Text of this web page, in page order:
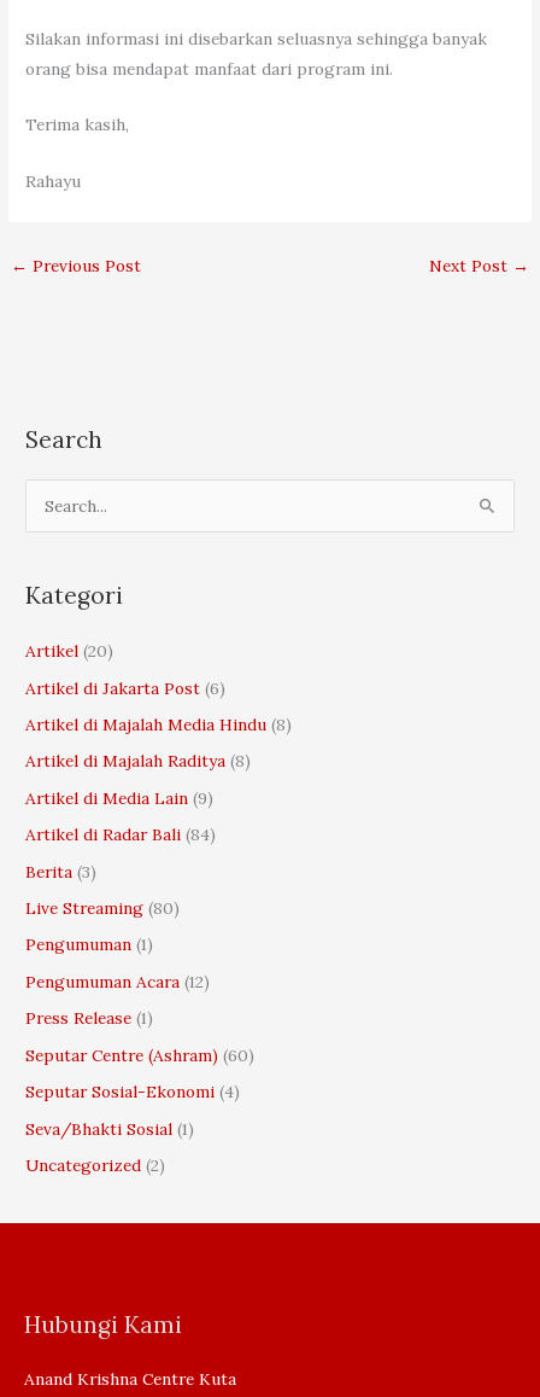
Silakan informasi ini disebarkan seluasnya sehingga banyak
orang bisa mendapat manfaat dari program ini.
Terima kasih,
Rahayu
← Previous Post Next Post →
Search
e
r
h
f
o
r
Kategori
Artikel (20)
Artikel di Jakarta Post (6)
Artikel di Majalah Media Hindu (8)
Artikel di Majalah Raditya (8)
Artikel di Media Lain (9)
Artikel di Radar Bali (84)
Berita (3)
Live Streaming (80)
Pengumuman (1)
Pengumuman Acara (12)
Press Release (1)
Seputar Centre (Ashram) (60)
Seputar Sosial-Ekonomi (4)
Seva/Bhakti Sosial (1)
Uncategorized (2)
Hubungi Kami
Anand Krishna Centre Kuta